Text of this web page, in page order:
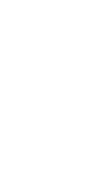
gelegen war
am Molli, klasse
Anhänger,